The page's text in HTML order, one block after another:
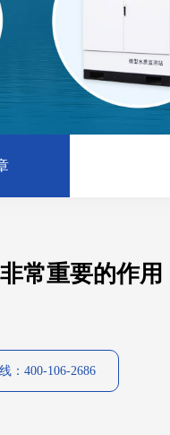
常重要的作用
：400-106-2686